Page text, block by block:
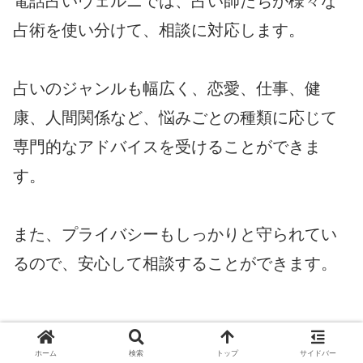
占術を使い分けて、相談に対応します。
占いのジャンルも幅広く、恋愛、仕事、健
康、人間関係など、悩みごとの種類に応じて
専門的なアドバイスを受けることができま
す。
また、プライバシーもしっかりと守られてい
るので、安心して相談することができます。
ホーム 検索 トップ サイドバー